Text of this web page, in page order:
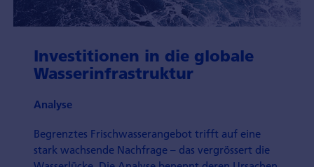
Investitionen in die globale
Wasser­infrastruktur
Analyse
Begrenztes Frisch­wasser­angebot trifft auf eine
stark wachsende Nachfrage – das vergrössert die